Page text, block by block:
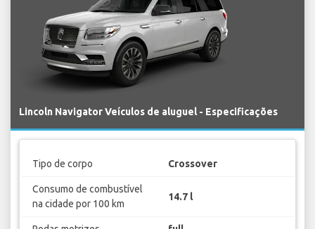
Lincoln Navigator Veículos de aluguel - Especificações
Tipo de corpo Crossover
Consumo de combustível
na cidade por 100 km
14.7 l